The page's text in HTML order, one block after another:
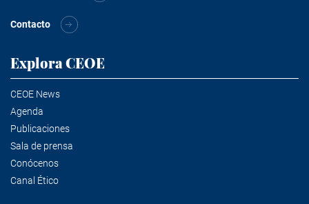
Contacto
Explora CEOE
CEOE News
Agenda
Publicaciones
Sala de prensa
Conócenos
Canal Ético